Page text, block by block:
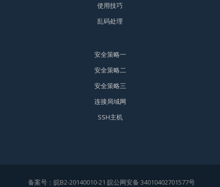
使用技巧
乱码处理
安全策略一
安全策略二
安全策略三
连接局域网
SSH主机
备案号： 皖B2-20140010-21 皖公网安备 34010402701577号